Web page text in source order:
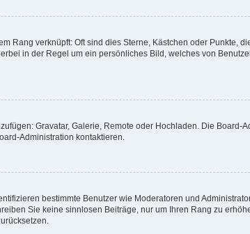
Rang verknüpft: Oft sind dies Sterne, Kästchen oder Punkte,
in der Regel um ein persönliches Bild, welches von
Gravatar, Galerie, Remote oder Hochladen. Die Board-
Administration kontaktieren.
bestimmte Benutzer wie Moderatoren und
Sie keine sinnlosen Beiträge, nur um Ihren Rang zu